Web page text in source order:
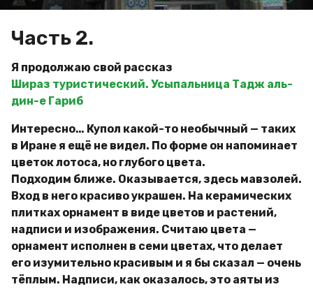
Часть 2.
Я продолжаю свой рассказ
Шираз туристический. Усыпальница Тадж аль-
дин-е Гариб
Интересно… Купол какой-то необычный — таких
в Иране я ещё не видел. По форме он напоминает
цветок лотоса, но глубого цвета.
Подходим ближе. Оказывается, здесь мавзолей.
Вход в него красиво украшен. На керамических
плитках орнамент в виде цветов и растений,
надписи и изображения. Считаю цвета —
орнамент исполнен в семи цветах, что делает
его изумительно красивым и я бы сказал — очень
тёплым. Надписи, как оказалось, это аяты из